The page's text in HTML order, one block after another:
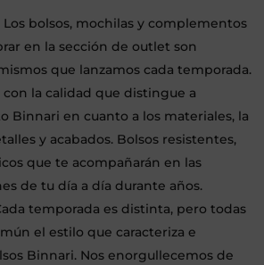
Los bolsos, mochilas y complementos
en la sección de outlet son
que lanzamos cada temporada.
con la calidad que distingue a
Binnari en cuanto a los materiales, la
y acabados. Bolsos resistentes,
que te acompañarán en las
de tu día a día durante años.
temporada es distinta, pero todas
el estilo que caracteriza e
Binnari. Nos enorgullecemos de